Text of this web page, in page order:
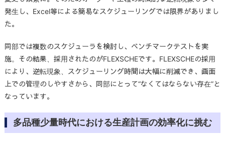
発生し、Excel等による簡易なスケジューリングでは限界がありまし
た。
同部では複数のスケジューラを検討し、ベンチマークテストを実
施。その結果、採用されたのがFLEXSCHEです。FLEXSCHEの採用
により、逆転現象、スケジューリング時間は大幅に削減でき、画面
上での管理のしやすさから、同部にとって“なくてはならない存在”と
なっています。
多品種少量時代における生産計画の効率化に挑む